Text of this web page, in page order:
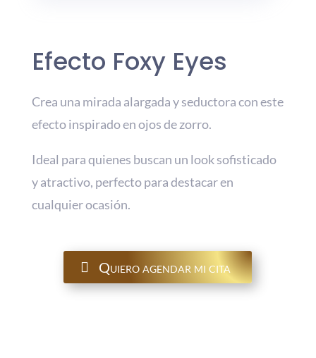
Efecto Foxy Eyes
Crea una mirada alargada y seductora con este
efecto inspirado en ojos de zorro.
Ideal para quienes buscan un look sofisticado
y atractivo, perfecto para destacar en
cualquier ocasión.
Quiero agendar mi cita